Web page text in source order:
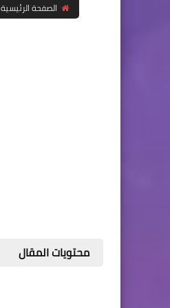
الصفحة الرئيسية
محتويات المقال